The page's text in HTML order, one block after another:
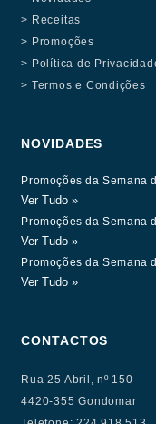
> Receitas
> Promoções
> Política de
> Termos e Condições
NOVIDADES
Promoções da Semana
Ver Tudo »
Promoções da Semana
Ver Tudo »
Promoções da Semana
Ver Tudo »
CONTACTOS
Rua 25 Abril, nº 150
4420-355 Gondomar